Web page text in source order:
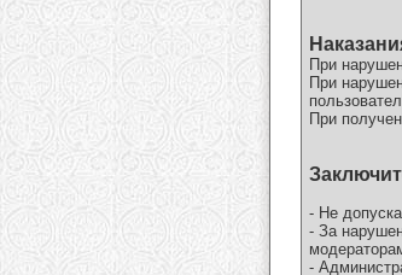
При
При
При
- Не
- За
-